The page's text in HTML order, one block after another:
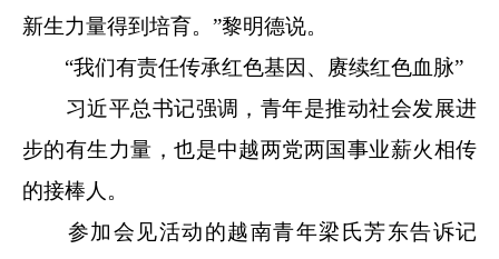
新生力量得到培育。”黎明德说。
“我们有责任传承红色基因、赓续红色血脉”
习近平总书记强调，青年是推动社会发展进
步的有生力量，也是中越两党两国事业薪火相传
的接棒人。
参加会见活动的越南青年梁氏芳东告诉记